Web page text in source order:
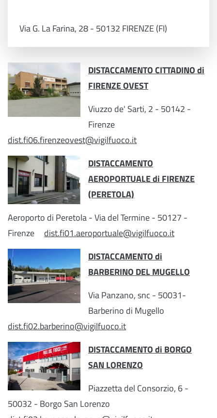
Via G. La Farina, 28 - 50132 FIRENZE (FI)
DISTACCAMENTO CITTADINO di
FIRENZE OVEST
Viuzzo de' Sarti, 2 - 50142 -
Firenze
dist.fi06.firenzeovest@vigilfuoco.it
DISTACCAMENTO
AEROPORTUALE di FIRENZE
(PERETOLA)
Aeroporto di Peretola- Via del Termine - 50127 -
Firenze dist.fi01.aeroportuale@vigilfuoco.it
DISTACCAMENTO di
BARBERINO DEL MUGELLO
Via Panzano, snc - 50031-
Barberino di Mugello
dist.fi02.barberino@vigilfuoco.it
DISTACCAMENTO di BORGO
SAN LORENZO
Piazzetta del Consorzio, 6 -
50032 - Borgo San Lorenzo